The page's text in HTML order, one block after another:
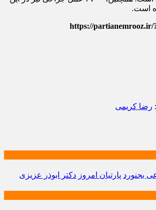
است.
https://partianemrooz.ir/
رضا کریمی
بجنورد پارتیان امروز دکتر ابوذر عزیزی